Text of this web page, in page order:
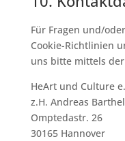
Für Fragen und/
Cookie-Richtlinien
uns bitte mittels
HeArt und Culture
z.H. Andreas Barthel
Omptedastr. 26
30165 Hannover